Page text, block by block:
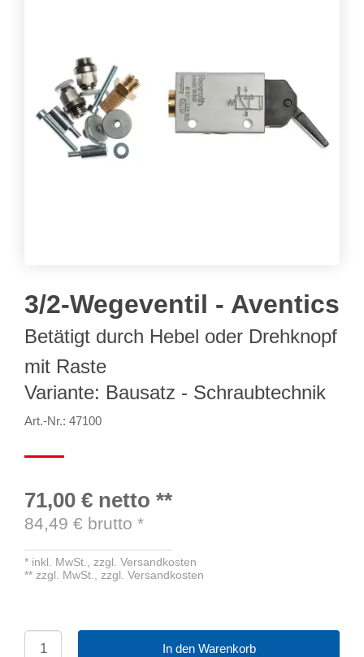
3/2-Wegeventil - Aventics
Betätigt durch Hebel oder Drehknopf
mit Raste
Variante: Bausatz - Schraubtechnik
Art.-Nr.: 47100
71,00 € netto **
84,49 € brutto *
* inkl. MwSt., zzgl. Versandkosten
** zzgl. MwSt., zzgl. Versandkosten
In den Warenkorb